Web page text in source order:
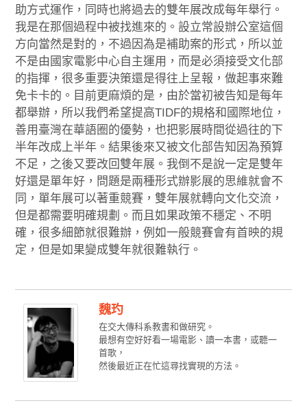
助方式運作，同時也將過去的雙年展改成每年舉行。
我是在那個過程中被找進來的。設立常設辦公室這個
方向當然是對的，不過因為是補助案的形式，所以並
不是由國家電影中心自主運用，而是必須接受文化部
的指揮，很多重要決策還是得往上呈報，做起事來難
免卡卡的。目前更麻煩的是，由於當初被告知是每年
都舉辦，所以我們希望提高TIDF的規格和國際地位，
善用臺灣在華語圈的優勢，也把影展時間從過往的下
半年改成上半年。結果後來又被文化部告知因為預算
不足，之後又要改回雙年展。我倒不是說一定是雙年
好還是單年好，問題是兩種形式辦影展的思維就會不
同，單年展可以著重競賽，雙年展就轉向文化交流，
但是都需要明確規劃。而且如果政策不穩定、不明
確，很多細節就很難辦，例如一般競賽會有首映的規
定，但是如果變成雙年就很難執行。
魏玓
在交大傳科系教書和做研究。
最想有空好好看一場電影、讀一本書，或聽一
首歌，
然後最近正在忙這尋找實現的方法。